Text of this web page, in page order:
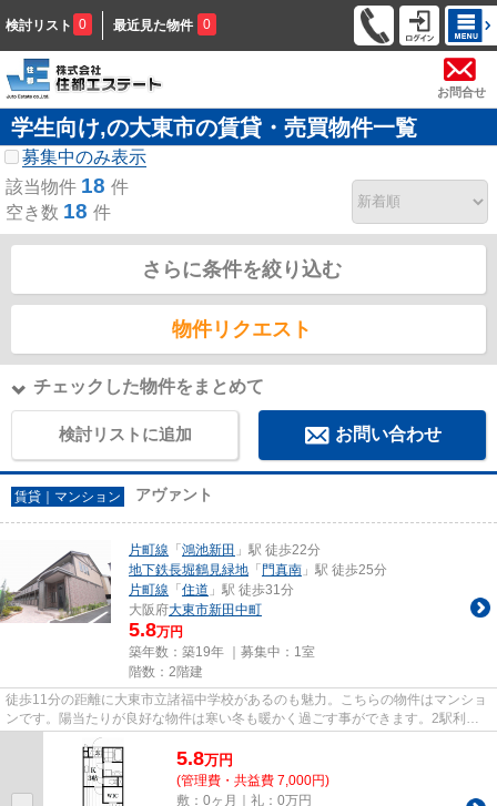
検討リスト 0 最近見た物件 0
お問合せ
学生向け,の大東市の賃貸・売買物件一覧
募集中のみ表示
該当物件 18 件
空き数 18 件
さらに条件を絞り込む
物件リクエスト
チェックした物件をまとめて
検討リストに追加 お問い合わせ
賃貸｜マンション アヴァント
片町線 「 鴻池新田 」駅 徒歩22分
地下鉄長堀鶴見緑地 「 門真南 」駅 徒歩25分
片町線 「 住道 」駅 徒歩31分
大阪府大東市新田中町
5.8万円
築年数：築19年 ｜募集中： 1室
階数：2階建
徒歩11分の距離に大東市立諸福中学校があるのも魅力。こちらの物件はマンショ
ンです。陽当たりが良好な物件は寒い冬も暖かく過ごす事ができます。2駅利用
可能の物件です。住都エステー...
5.8万円
(管理費・共益費 7,000円)
敷：0ヶ月｜礼：0万円